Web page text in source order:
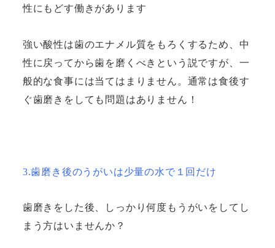
性にもどす働きがあります
強い酸性は歯のエナメル質をもろくするため、中
性に戻ってから歯を磨くべきという説ですが、一
般的な食事には当てはまりません。通常は食後す
ぐ歯磨きをしても問題はありません！
3.歯磨き後のうがいは少量の水で１回だけ
歯磨きをした後、しっかり何度もうがいをしてし
まう方はいませんか？